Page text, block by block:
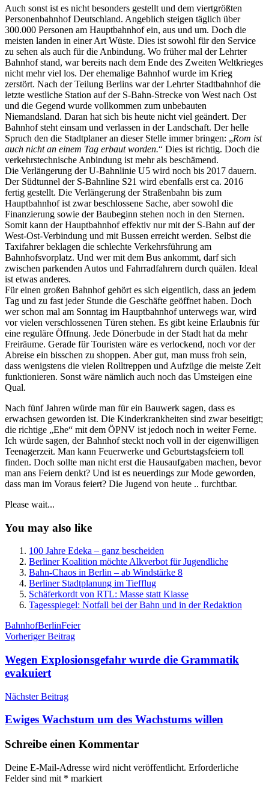
Auch sonst ist es nicht besonders gestellt und dem viertgrößten
Personenbahnhof Deutschland. Angeblich steigen täglich über
300.000 Personen am Hauptbahnhof ein, aus und um. Doch die
meisten landen in einer Art Wüste. Dies ist sowohl für den Service
zu sehen als auch für die Anbindung. Wo früher mal der Lehrter
Bahnhof stand, war bereits nach dem Ende des Zweiten Weltkrieges
nicht mehr viel los. Der ehemalige Bahnhof wurde im Krieg
zerstört. Nach der Teilung Berlins war der Lehrter Stadtbahnhof die
letzte westliche Station auf der S-Bahn-Strecke von West nach Ost
und die Gegend wurde vollkommen zum unbebauten
Niemandsland. Daran hat sich bis heute nicht viel geändert. Der
Bahnhof steht einsam und verlassen in der Landschaft. Der helle
Spruch den die Stadtplaner an dieser Stelle immer bringen: „Rom ist
auch nicht an einem Tag erbaut worden.“ Dies ist richtig. Doch die
verkehrstechnische Anbindung ist mehr als beschämend.
Die Verlängerung der U-Bahnlinie U5 wird noch bis 2017 dauern.
Der Südtunnel der S-Bahnline S21 wird ebenfalls erst ca. 2016
fertig gestellt. Die Verlängerung der Straßenbahn bis zum
Hauptbahnhof ist zwar beschlossene Sache, aber sowohl die
Finanzierung sowie der Baubeginn stehen noch in den Sternen.
Somit kann der Hauptbahnhof effektiv nur mit der S-Bahn auf der
West-Ost-Verbindung und mit Bussen erreicht werden. Selbst die
Taxifahrer beklagen die schlechte Verkehrsführung am
Bahnhofsvorplatz. Und wer mit dem Bus ankommt, darf sich
zwischen parkenden Autos und Fahrradfahrern durch quälen. Ideal
ist etwas anderes.
Für einen großen Bahnhof gehört es sich eigentlich, dass an jedem
Tag und zu fast jeder Stunde die Geschäfte geöffnet haben. Doch
wer schon mal am Sonntag im Hauptbahnhof unterwegs war, wird
vor vielen verschlossenen Türen stehen. Es gibt keine Erlaubnis für
eine reguläre Öffnung. Jede Dönerbude in der Stadt hat da mehr
Freiräume. Gerade für Touristen wäre es verlockend, noch vor der
Abreise ein bisschen zu shoppen. Aber gut, man muss froh sein,
dass wenigstens die vielen Rolltreppen und Aufzüge die meiste Zeit
funktionieren. Sonst wäre nämlich auch noch das Umsteigen eine
Qual.
Nach fünf Jahren würde man für ein Bauwerk sagen, dass es
erwachsen geworden ist. Die Kinderkrankheiten sind zwar beseitigt;
die richtige „Ehe“ mit dem ÖPNV ist jedoch noch in weiter Ferne.
Ich würde sagen, der Bahnhof steckt noch voll in der eigenwilligen
Teenagerzeit. Man kann Feuerwerke und Geburtstagsfeiern toll
finden. Doch sollte man nicht erst die Hausaufgaben machen, bevor
man ans Feiern denkt? Und ist es neuerdings zur Mode geworden,
dass man im Voraus feiert? Die Jugend von heute .. furchtbar.
Please wait...
You may also like
100 Jahre Edeka – ganz bescheiden
Berliner Koalition möchte Alkverbot für Jugendliche
Bahn-Chaos in Berlin – ab Windstärke 8
Berliner Stadtplanung im Tiefflug
Schäferkordt von RTL: Masse statt Klasse
Tagesspiegel: Notfall bei der Bahn und in der Redaktion
Schlagwörter
BahnhofBerlinFeier
Beitragsnavigation
Vorheriger Beitrag
Wegen Explosionsgefahr wurde die Grammatik
evakuiert
Nächster Beitrag
Ewiges Wachstum um des Wachstums willen
Schreibe einen Kommentar
Deine E-Mail-Adresse wird nicht veröffentlicht. Erforderliche
Felder sind mit * markiert